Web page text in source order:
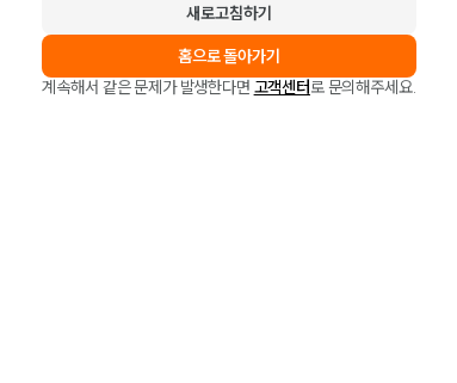
새로고침하기
홈으로 돌아가기
계속해서 같은 문제가 발생한다면 고객센터로 문의해주세요.